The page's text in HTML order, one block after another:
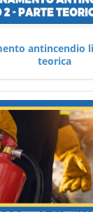
antincendio
teorica